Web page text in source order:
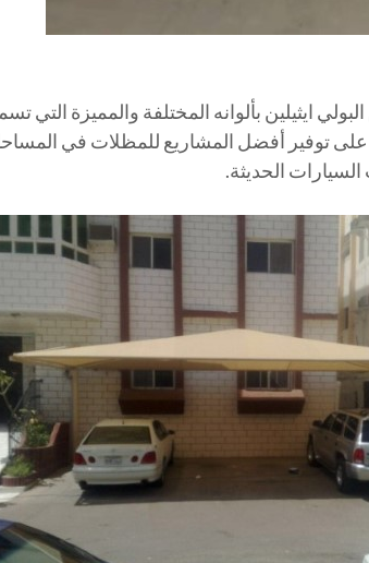
ايثيلين بألوانه المختلفة والمميزة التي
أننا نحرص على توفير أفضل المشاريع للمظلات في
الحديثة.